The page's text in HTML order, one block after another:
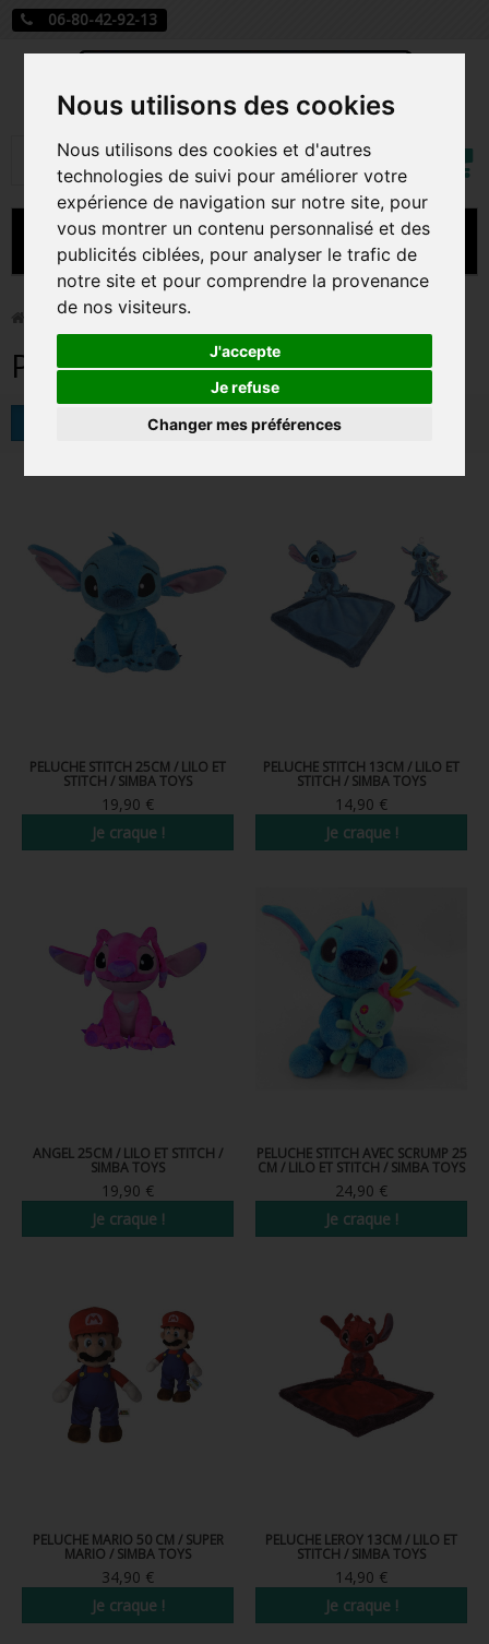
Nous utilisons des cookies
Nous utilisons des cookies et d'autres
technologies de suivi pour améliorer votre
expérience de navigation sur notre site, pour
vous montrer un contenu personnalisé et des
publicités ciblées, pour analyser le trafic de
notre site et pour comprendre la provenance
de nos visiteurs.
J'accepte
Je refuse
Changer mes préférences
06-80-42-92-13
Rechercher
Mon
MENU
CARTE A JOUER
PRÉCOMMANDE FIGURINES POP
FIGURINES POP MANGA
FIGURINES POP DISNEY
FIGURINES POP MARVEL
FIGURINES POP SÉRIE TV
FIGURINES POP AUTRES FILMS
FIGURINES POP SPORTS
FIGURINES POP STAR WARS
FIGURINES POP STRANGER THINGS
FIGURINES POP JEUX VIDÉO
FIGURINE POP AD ICONS
FIGURINE POP ROYALS FAMILY
POP PROTECTION
PORTE-CLÉS POCKET POP
PELUCHE
LOUNGEFLY
Peluche
Peluche
Tri
PELUCHE STITCH 25CM / LILO ET
STITCH / SIMBA TOYS
19,90 €
Je craque !
PELUCHE STITCH 13CM / LILO ET
STITCH / SIMBA TOYS
14,90 €
Je craque !
ANGEL 25CM / LILO ET STITCH /
SIMBA TOYS
19,90 €
Je craque !
PELUCHE STITCH AVEC SCRUMP 25
CM / LILO ET STITCH / SIMBA TOYS
24,90 €
Je craque !
PELUCHE MARIO 50 CM / SUPER
MARIO / SIMBA TOYS
34,90 €
Je craque !
PELUCHE LEROY 13CM / LILO ET
STITCH / SIMBA TOYS
14,90 €
Je craque !